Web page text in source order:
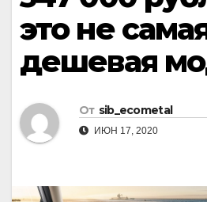
это не
дешевая
От sib_ecometal
ИЮН 17, 2020